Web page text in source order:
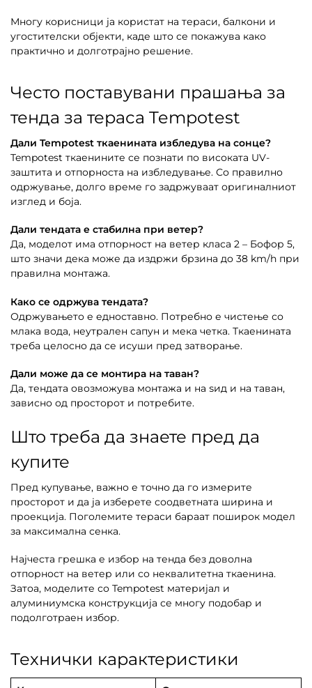
Многу корисници ја користат на тераси, балкони и
угостителски објекти, каде што се покажува како
практично и долготрајно решение.
Често поставувани прашања за
тенда за тераса Tempotest
Дали Tempotest ткаенината избледува на сонце?
Tempotest ткаенините се познати по високата UV-
заштита и отпорноста на избледување. Со правилно
одржување, долго време го задржуваат оригиналниот
изглед и боја.
Дали тендата е стабилна при ветер?
Да, моделот има отпорност на ветер класа 2 – Бофор 5,
што значи дека може да издржи брзина до 38 km/h при
правилна монтажа.
Како се одржува тендата?
Одржувањето е едноставно. Потребно е чистење со
млака вода, неутрален сапун и мека четка. Ткаенината
треба целосно да се исуши пред затворање.
Дали може да се монтира на таван?
Да, тендата овозможува монтажа и на ѕид и на таван,
зависно од просторот и потребите.
Што треба да знаете пред да
купите
Пред купување, важно е точно да го измерите
просторот и да ја изберете соодветната ширина и
проекција. Поголемите тераси бараат поширок модел
за максимална сенка.
Најчеста грешка е избор на тенда без доволна
отпорност на ветер или со неквалитетна ткаенина.
Затоа, моделите со Tempotest материјал и
алуминиумска конструкција се многу подобар и
подолготраен избор.
Технички карактеристики